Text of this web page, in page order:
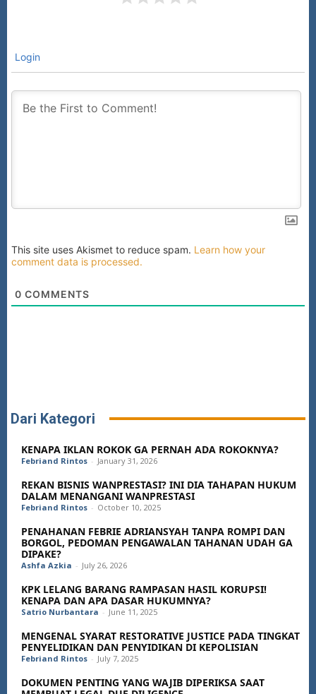
Login
This site uses Akismet to reduce spam. Learn how your
comment data is processed.
0 COMMENTS
Dari Kategori
KENAPA IKLAN ROKOK GA PERNAH ADA ROKOKNYA?
Febriand Rintos - January 31, 2026
REKAN BISNIS WANPRESTASI? INI DIA TAHAPAN HUKUM
DALAM MENANGANI WANPRESTASI
Febriand Rintos - October 10, 2025
PENAHANAN FEBRIE ADRIANSYAH TANPA ROMPI DAN
BORGOL, PEDOMAN PENGAWALAN TAHANAN UDAH GA
DIPAKE?
Ashfa Azkia - July 26, 2026
KPK LELANG BARANG RAMPASAN HASIL KORUPSI!
KENAPA DAN APA DASAR HUKUMNYA?
Satrio Nurbantara - June 11, 2025
MENGENAL SYARAT RESTORATIVE JUSTICE PADA TINGKAT
PENYELIDIKAN DAN PENYIDIKAN DI KEPOLISIAN
Febriand Rintos - July 7, 2025
DOKUMEN PENTING YANG WAJIB DIPERIKSA SAAT